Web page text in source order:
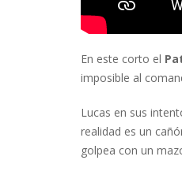
En este corto el
imposible al
Lucas en sus
realidad es un
golpea con un